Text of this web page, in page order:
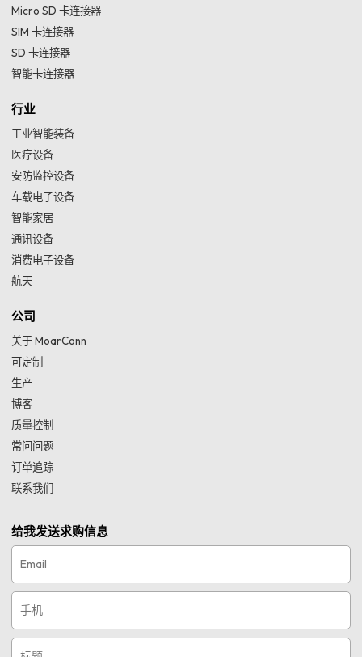
Micro SD 卡连接器
SIM 卡连接器
SD 卡连接器
智能卡连接器
行业
工业智能装备
医疗设备
安防监控设备
车载电子设备
智能家居
通讯设备
消费电子设备
航天
公司
关于 MoarConn
可定制
生产
博客
质量控制
常问问题
订单追踪
联系我们
给我发送求购信息